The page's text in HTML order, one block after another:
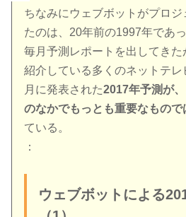
ちなみにウェブボットがプロ
たのは、20年前の1997年であ
毎月予測レポートを出してきた
紹介している多くのネットテ
月に発表された2017年予測が
のなかでもっとも重要なもので
ている。
：
ウェブボットによる